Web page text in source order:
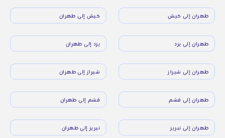
طهران إلى كيش كيش إلى طهران
طهران إلى يزد يزد إلى طهران
طهران إلى شيراز شيراز إلى طهران
طهران إلى قشم قشم إلى طهران
طهران إلى تبريز تبريز إلى طهران